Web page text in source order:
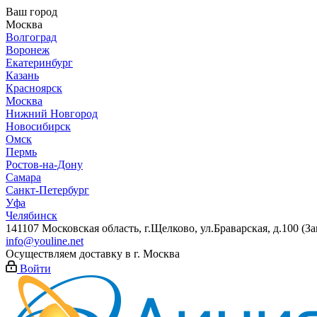
Ваш город
Москва
Волгоград
Воронеж
Екатеринбург
Казань
Красноярск
Москва
Нижний Новгород
Новосибирск
Омск
Пермь
Ростов-на-Дону
Самара
Санкт-Петербург
Уфа
Челябинск
141107 Московская область, г.Щелково, ул.Браварская, д.100
info@youline.net
Осуществляем доставку в г. Москва
Войти